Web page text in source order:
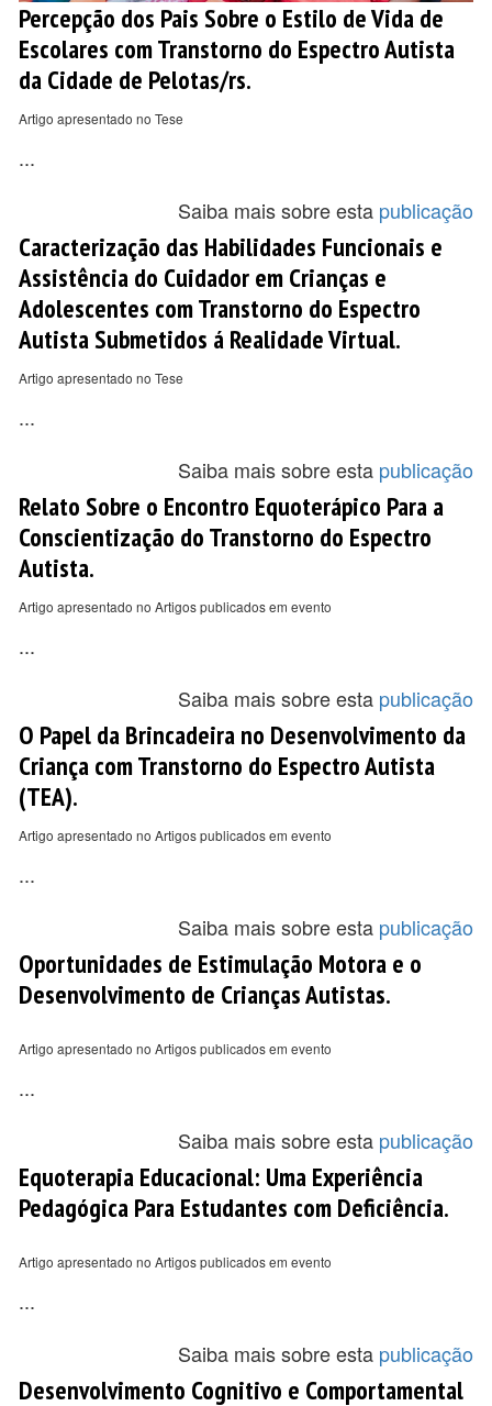
Percepção dos Pais Sobre o Estilo de Vida de
Escolares com Transtorno do Espectro Autista
da Cidade de Pelotas/rs.
Artigo apresentado no Tese
...
Saiba mais sobre esta publicação
Caracterização das Habilidades Funcionais e
Assistência do Cuidador em Crianças e
Adolescentes com Transtorno do Espectro
Autista Submetidos á Realidade Virtual.
Artigo apresentado no Tese
...
Saiba mais sobre esta publicação
Relato Sobre o Encontro Equoterápico Para a
Conscientização do Transtorno do Espectro
Autista.
Artigo apresentado no Artigos publicados em evento
...
Saiba mais sobre esta publicação
O Papel da Brincadeira no Desenvolvimento da
Criança com Transtorno do Espectro Autista
(TEA).
Artigo apresentado no Artigos publicados em evento
...
Saiba mais sobre esta publicação
Oportunidades de Estimulação Motora e o
Desenvolvimento de Crianças Autistas.
Artigo apresentado no Artigos publicados em evento
...
Saiba mais sobre esta publicação
Equoterapia Educacional: Uma Experiência
Pedagógica Para Estudantes com Deficiência.
Artigo apresentado no Artigos publicados em evento
...
Saiba mais sobre esta publicação
Desenvolvimento Cognitivo e Comportamental